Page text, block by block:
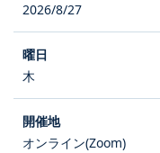
2026/8/27
木
オンライン(Zoom)